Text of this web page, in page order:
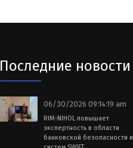
Последние новости
06/30/2026 09:14:19 am
RIM-NIHOL повышает
экспертность в области
банковской безопасности и